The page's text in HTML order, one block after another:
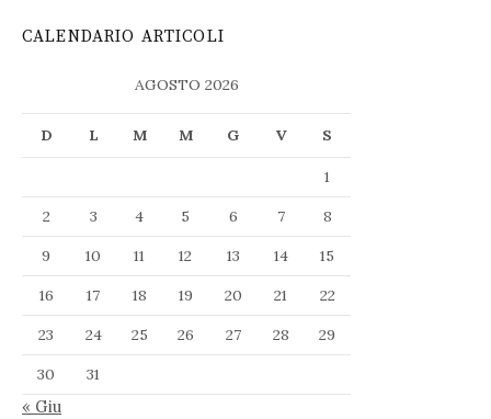
CALENDARIO ARTICOLI
AGOSTO 2026
D L M M G V S
1
2
3 4 5 6 7
8
9
10 11 12 13 14
15
16
17 18 19 20 21
22
23
24 25 26 27 28
29
30
31
« Giu